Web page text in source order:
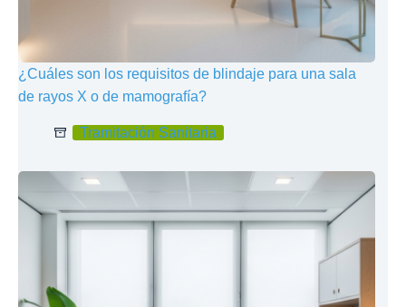
¿Cuáles son los requisitos de blindaje para una sala
de rayos X o de mamografía?
Tramitación Sanitaria